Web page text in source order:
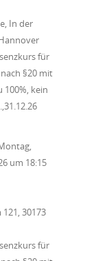
In der
für
§20 mit
100%, kein
um 18:15
30173
für